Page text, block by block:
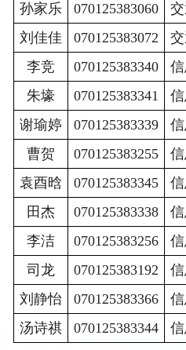
孙家乐
070125383060
刘佳佳
070125383072
李竞
070125383340
朱壕
070125383341
谢瑜婷
070125383339
曹贺
070125383255
袁酉晗
070125383345
田杰
070125383338
李洁
070125383256
司龙
070125383192
刘静怡
070125383366
汤诗祺
070125383344